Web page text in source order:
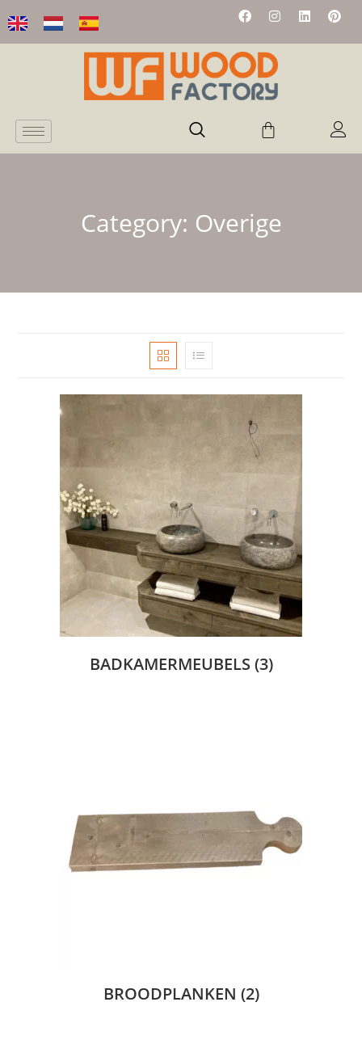
Category: Overige
BADKAMERMEUBELS (3)
BROODPLANKEN (2)